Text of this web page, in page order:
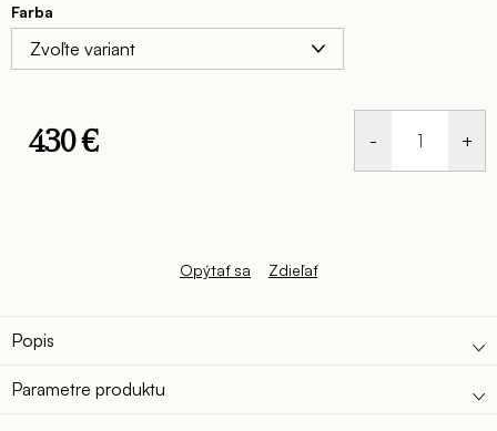
akéhokoľvek exteriéru, ktoré bez pochýb zaujme každú jednu
návštevu. V troch farebných variantoch: BÉŽOVÁ/BIELA,
ZELENÁ/ZELENÁ, ANTRACIT/ANTRACIT
Farba
430 €
Opýtať sa Zdieľať
Popis
Parametre produktu